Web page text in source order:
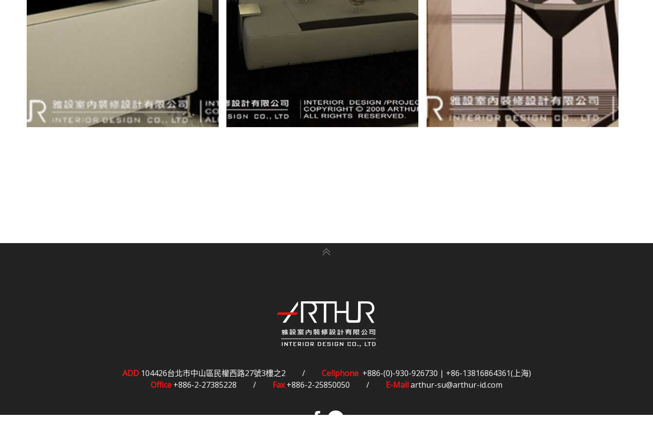
ADD104426台北市中山區民權西路27號3樓之2 / Cellphone +886-(0)-930-926730 | +86-13816864361(上海)
Office +886-2-27385228 / Fax+886-2-25850050 / E-Mailarthur-su@arthur-id.com